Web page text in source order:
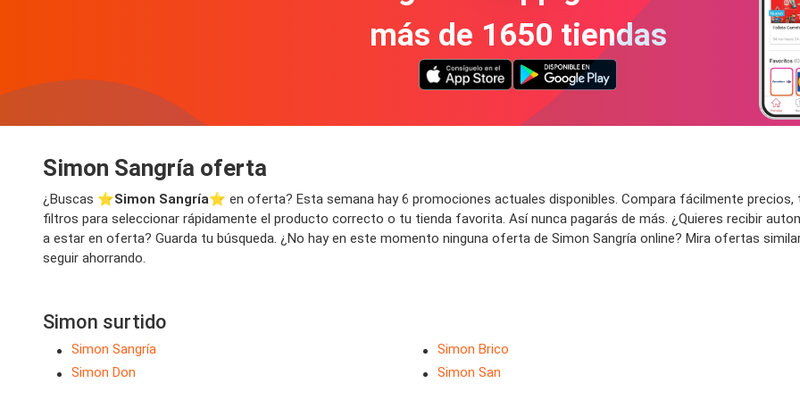
más de 1650 tiendas
Simon Sangría oferta
¿Buscas ⭐️Simon Sangría⭐️ en oferta? Esta semana hay 6 promociones actuales disponibles. Compara fácilmente
filtros para seleccionar rápidamente el producto correcto o tu tienda favorita. Así nunca pagarás de más. ¿Quieres recibir
a estar en oferta? Guarda tu búsqueda. ¿No hay en este momento ninguna oferta de Simon Sangría online? Mira ofertas
seguir ahorrando.
Simon surtido
Simon Sangría
Simon Don
Simon Brico
Simon San